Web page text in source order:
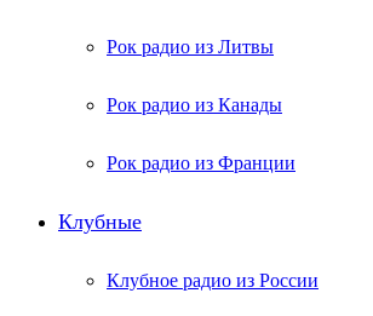
Рок радио из Литвы
Рок радио из Канады
Рок радио из Франции
Клубные
Клубное радио из России